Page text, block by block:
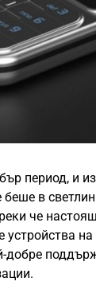
период, и
в
че
устройства
добре